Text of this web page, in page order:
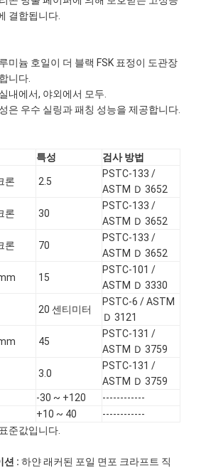
결합됩니다.
미늄 호일이 더 블랙 FSK 표정이 도관장
니다.
내에서, 야외에서 모두.
은 우수 실링과 패칭 성능을 제공합니다.
특성 검사 방법
론 2.5
PSTC-133 /
ASTM Ｄ 3652
론 30
PSTC-133 /
ASTM Ｄ 3652
론 70
PSTC-133 /
ASTM Ｄ 3652
15
PSTC-101 /
ASTM Ｄ 3330
20 센티미터
PSTC-6 / ASTM
Ｄ 3121
45
PSTC-131 /
ASTM Ｄ 3759
3.0
PSTC-131 /
ASTM Ｄ 3759
-30 ~ +120
------------
+10 ~ 40
------------
준값입니다.
션 : 하얀 래커된 포일 면포 크라프트 직